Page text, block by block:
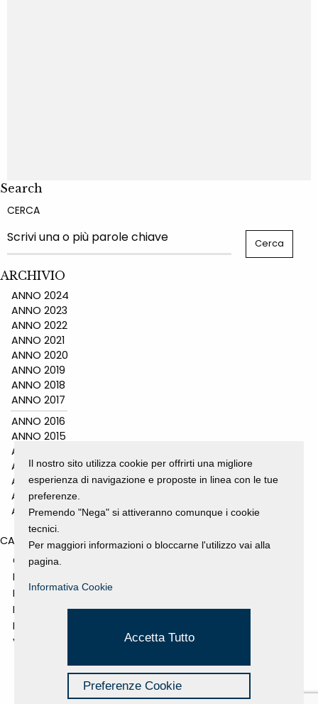
Search
CERCA
ARCHIVIO
ANNO 2024
ANNO 2023
ANNO 2022
ANNO 2021
ANNO 2020
ANNO 2019
ANNO 2018
ANNO 2017
ANNO 2016
ANNO 2015
ANNO 2014
ANNO 2011
ANNO 2010
ANNO 2009
ANNO 2008
CATEGORIES
GALLERY
MOSTRE E EVENTI
NEWS
PROGETTI SOSTENUTI
RASSEGNA STAMPA
VIDEO
Il nostro sito utilizza cookie per offrirti una migliore
esperienza di navigazione e proposte in linea con le tue
preferenze.
Premendo "Nega" si attiveranno comunque i cookie
tecnici.
Per maggiori informazioni o bloccarne l'utilizzo vai alla
pagina.
Informativa Cookie
Accetta Tutto
Preferenze Cookie